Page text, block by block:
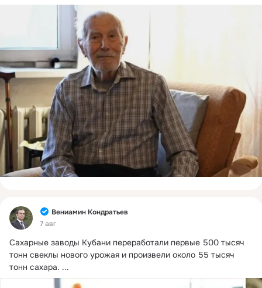
Фид
Вениамин Кондратьев
7 авг
Сахарные заводы Кубани переработали первые 500 тысяч
тонн свеклы нового урожая и произвели около 55 тысяч
тонн сахара. ...